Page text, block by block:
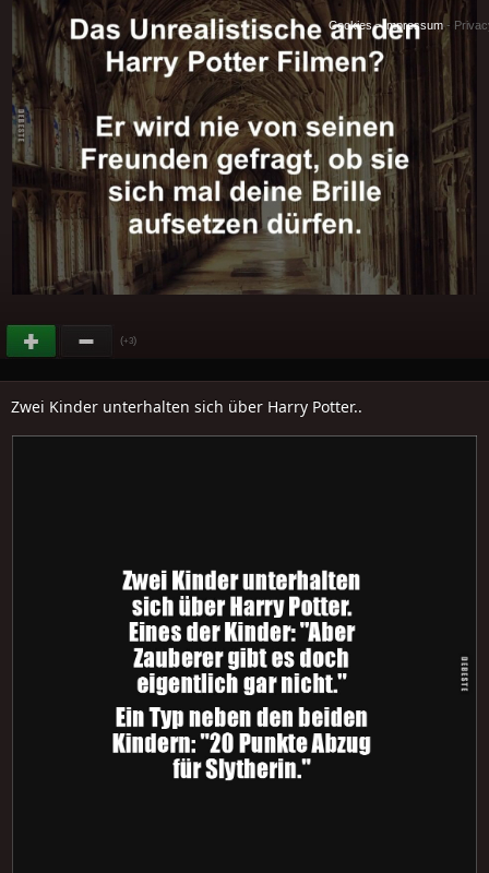
(+3)
Zwei Kinder unterhalten sich über Harry Potter..
Cookies- Impressum-